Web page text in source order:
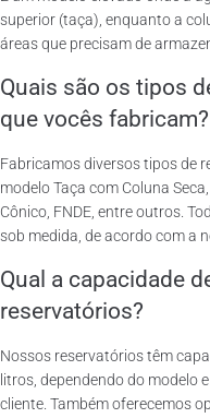
superior (taça), enquanto a
áreas que precisam de
Quais são os tipos
que vocês fabricam?
Fabricamos diversos tipos de
modelo Taça com Coluna
Cônico, FNDE, entre outros.
sob medida, de acordo com a
Qual a capacidade
reservatórios?
Nossos reservatórios têm
litros, dependendo do modelo
cliente. Também oferecemos